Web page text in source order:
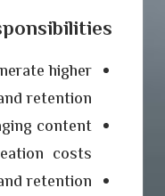
higher
retention
content
costs
retention